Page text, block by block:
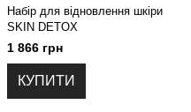
Набір для відновлення шкіри
SKIN DETOX
1 866 грн
КУПИТИ